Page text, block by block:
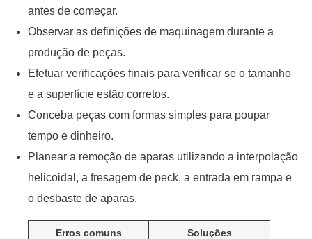
antes de começar.
Observar as definições de maquinagem durante a
produção de peças.
Efetuar verificações finais para verificar se o tamanho
e a superfície estão corretos.
Conceba peças com formas simples para poupar
tempo e dinheiro.
Planear a remoção de aparas utilizando a interpolação
helicoidal, a fresagem de peck, a entrada em rampa e
o desbaste de aparas.
Erros comuns Soluções